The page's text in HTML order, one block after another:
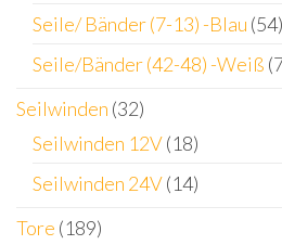
Seile/ Bänder (7-13) -Blau (54)
Seile/Bänder (42-48) -Weiß
Seilwinden (32)
Seilwinden 12V(18)
Seilwinden 24V(14)
Tore (189)